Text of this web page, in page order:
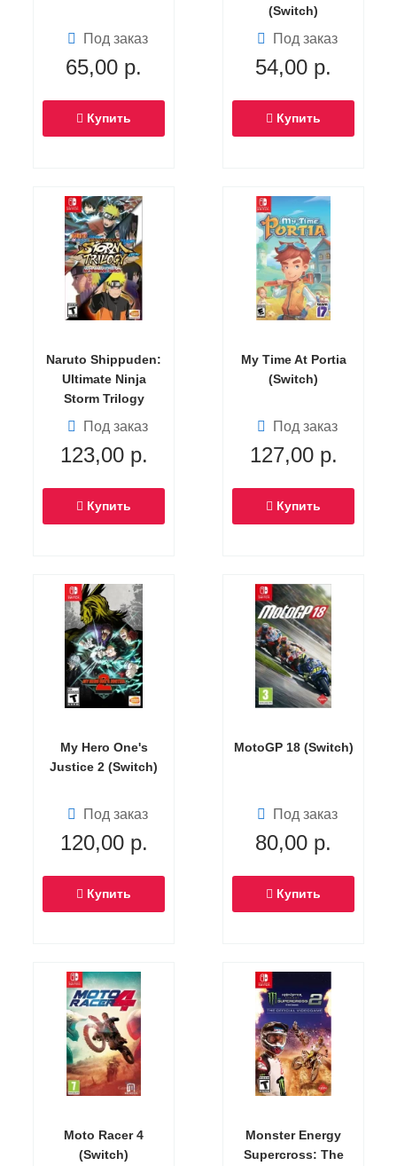
Под заказ
65,00 р.
Купить
(Switch)
Под заказ
54,00 р.
Купить
Naruto Shippuden:
Ultimate Ninja
Storm Trilogy
Русская Версия
(Switch)
Под заказ
123,00р.
Купить
My Time At Portia
(Switch)
Под заказ
127,00р.
Купить
My Hero One's
Justice 2 (Switch)
Под заказ
120,00р.
Купить
MotoGP 18 (Switch)
Под заказ
80,00 р.
Купить
Moto Racer 4
(Switch)
Monster Energy
Supercross: The